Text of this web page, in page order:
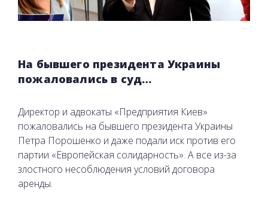
На бывшего президента Украины
пожаловались в суд…
Директор и адвокаты «Предприятия Киев»
пожаловались на бывшего президента Украины
Петра Порошенко и даже подали иск против его
партии «Европейская солидарность». А все из-за
злостного несоблюдения условий договора
аренды.